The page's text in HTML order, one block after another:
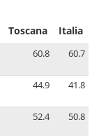
Toscana Italia
60.8 60.7
44.9 41.8
52.4 50.8